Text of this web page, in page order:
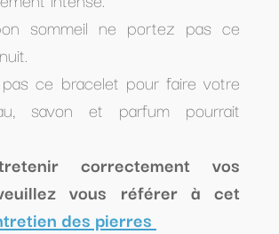
sommeil ne portez pas ce
ce bracelet pour faire votre
savon et parfum pourrait
correctement vos
vous référer à cet
des pierres